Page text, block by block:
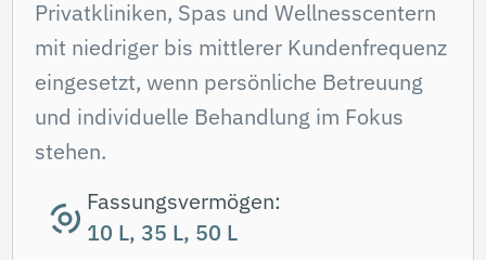
Arten von Stickstoff-
Zufuhrsystemen
Wichtige Unterschiede